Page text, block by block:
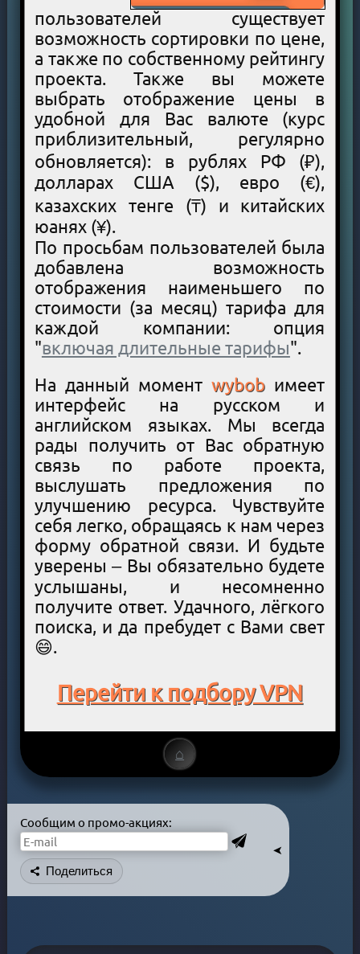
➤
Сообщим о промо-акциях:
Поделиться
пользователей существует
возможность сортировки по цене,
а также по собственному рейтингу
проекта. Также вы можете
выбрать отображение цены в
удобной для Вас валюте (курс
приблизительный, регулярно
обновляется): в рублях РФ (₽),
долларах США ($), евро (€),
казахских тенге (₸) и китайских
юанях (¥).
По просьбам пользователей была
добавлена возможность
отображения наименьшего по
стоимости (за месяц) тарифа для
каждой компании: опция
"включая длительные тарифы".
На данный моментwybob имеет
интерфейс на русском и
английском языках. Мы всегда
рады получить от Вас обратную
связь по работе проекта,
выслушать предложения по
улучшению ресурса. Чувствуйте
себя легко, обращаясь к нам через
форму обратной связи. И будьте
уверены – Вы обязательно будете
услышаны, и несомненно
получите ответ. Удачного, лёгкого
поиска, и да пребудет с Вами свет
😄.
Перейти к подбору VPN
⌂